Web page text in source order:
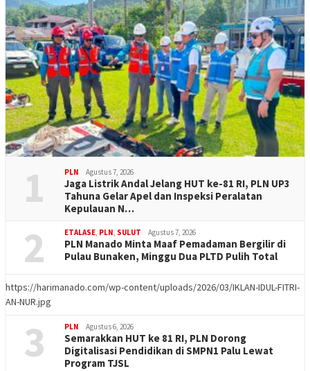
1 PLN Agustus 7, 2026
Jaga Listrik Andal Jelang HUT ke-81 RI, PLN UP3
Tahuna Gelar Apel dan Inspeksi Peralatan
Kepulauan N…
2 ETALASE, PLN, SULUT Agustus 7, 2026
PLN Manado Minta Maaf Pemadaman Bergilir di
Pulau Bunaken, Minggu Dua PLTD Pulih Total
https://harimanado.com/wp-content/uploads/2026/03/IKLAN-IDUL-FITRI-
AN-NUR.jpg
3 PLN Agustus 6, 2026
Semarakkan HUT ke 81 RI, PLN Dorong
Digitalisasi Pendidikan di SMPN1 Palu Lewat
Program TJSL